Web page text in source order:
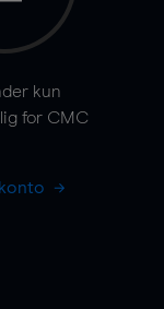
kun
for CMC